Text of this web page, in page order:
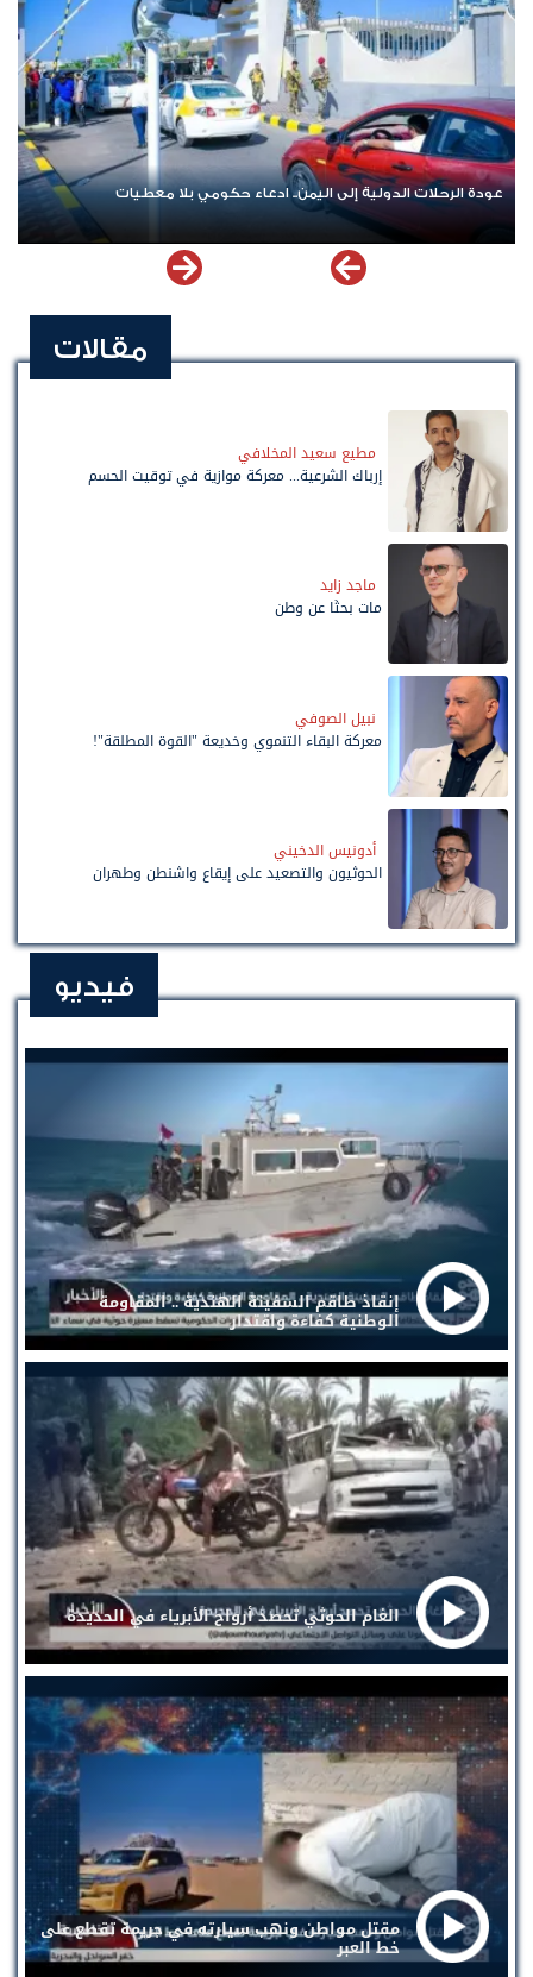
عودة الرحلات الدولية إلى اليمن.. ادعاء حكومي بلا معطيات
مقالات
مطيع سعيد المخلافي
إرباك الشرعية... معركة موازية في توقيت الحسم
ماجد زايد
مات بحثًا عن وطن
نبيل الصوفي
معركة البقاء التنموي وخديعة "القوة المطلقة"!
أدونيس الدخيني
الحوثيون والتصعيد على إيقاع واشنطن وطهران
فيديو
إنقاذ طاقم السفينة الهندية .. المقاومة
الوطنية كفاءة واقتدار
الغام الحوثي تحصد أرواح الأبرياء في الحديدة
مقتل مواطن ونهب سيارته في جريمة تقطع على
خط العبر